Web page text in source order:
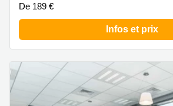
De 189 €
Infos et prix